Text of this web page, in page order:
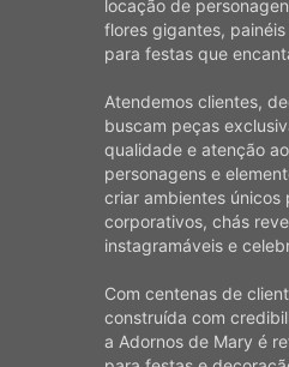
locação de
flores gigantes,
para festas que
Atendemos clientes,
buscam peças
qualidade e atenção
personagens e
criar ambientes únicos
corporativos, chás
instagramáveis e
Com centenas de
construída com
a Adornos de Mary é